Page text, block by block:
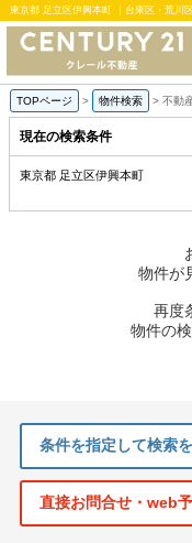
TOPページ > 物件検索 > 不動
現在の検索条件
東京都 足立区伊興本町
物件が
再度
物件の
条件を指定して検索
直接お問合せ・web